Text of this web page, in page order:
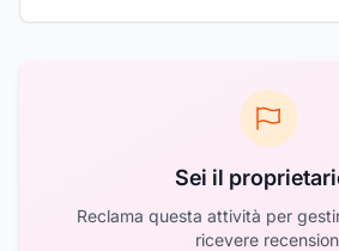
Sei il
Reclama questa attività per
ricevere